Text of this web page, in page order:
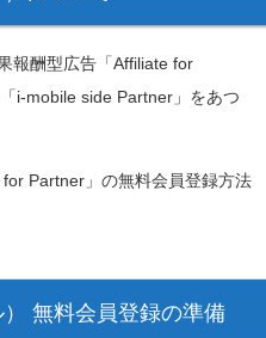
報酬型広告「Affiliate for
i-mobile side Partner」をあつ
Partner」の無料会員登録方法
無料会員登録の準備